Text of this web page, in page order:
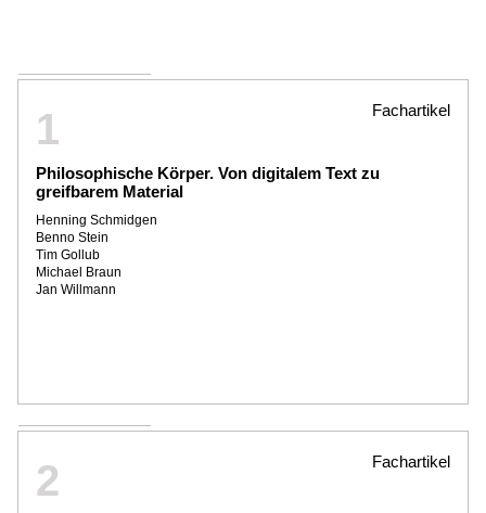
1 Fachartikel
Philosophische Körper. Von digitalem Text zu
greifbarem Material
Henning Schmidgen
Benno Stein
Tim Gollub
Michael Braun
Jan Willmann
2 Fachartikel